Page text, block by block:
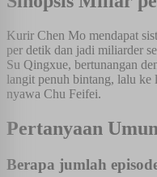
Kurir Chen Mo mendapat
per detik dan jadi miliarder
Su Qingxue, bertunangan
langit penuh bintang, lalu ke
nyawa Chu Feifei.
Pertanyaan
Berapa jumlah